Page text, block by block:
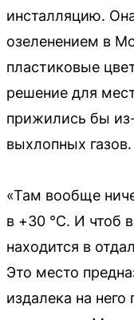
инсталляцию.
озеленением в
пластиковые
решение для
прижились бы
выхлопных газов.
«Там вообще
в +30 °C. И чтоб
находится в
Это место
издалека на